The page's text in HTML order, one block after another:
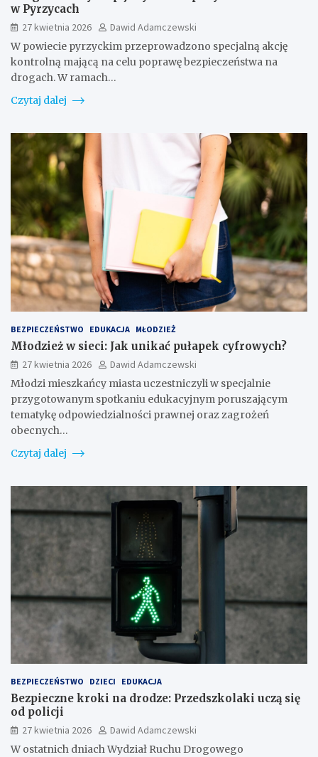
w Pyrzycach
27 kwietnia 2026
Dawid Adamczewski
W powiecie pyrzyckim przeprowadzono specjalną akcję
kontrolną mającą na celu poprawę bezpieczeństwa na
drogach. W ramach…
Czytaj dalej
BEZPIECZEŃSTWO EDUKACJA MŁODZIEŻ
Młodzież w sieci: Jak unikać pułapek cyfrowych?
27 kwietnia 2026
Dawid Adamczewski
Młodzi mieszkańcy miasta uczestniczyli w specjalnie
przygotowanym spotkaniu edukacyjnym poruszającym
tematykę odpowiedzialności prawnej oraz zagrożeń
obecnych…
Czytaj dalej
BEZPIECZEŃSTWO DZIECI EDUKACJA
Bezpieczne kroki na drodze: Przedszkolaki uczą się
od policji
27 kwietnia 2026
Dawid Adamczewski
W ostatnich dniach Wydział Ruchu Drogowego